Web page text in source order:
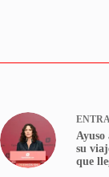
Ayuso
su
que